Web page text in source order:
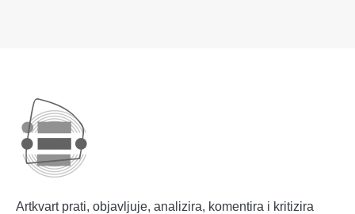
Artkvart prati, objavljuje, analizira, komentira i kritizira